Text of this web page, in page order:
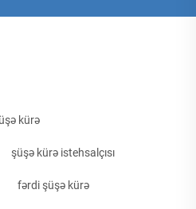
kürə
şüşə kürə istehsalçısı
fərdi şüşə kürə